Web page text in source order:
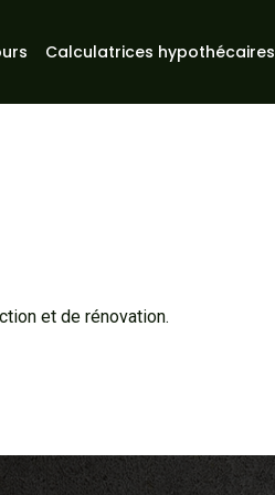
Calculatrices hypothécaires
et de rénovation.